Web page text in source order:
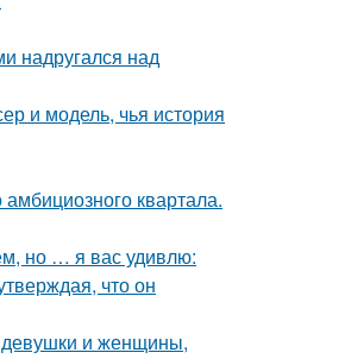
надругался над
и модель, чья история
квартала.
но … я вас удивлю:
что он
девушки и женщины,